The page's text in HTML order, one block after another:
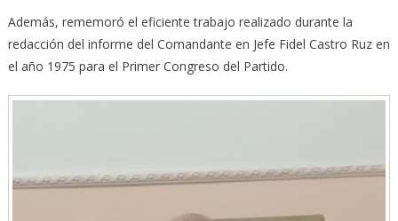
Además, rememoró el eficiente trabajo realizado durante la
redacción del informe del Comandante en Jefe Fidel Castro Ruz en
el año 1975 para el Primer Congreso del Partido.